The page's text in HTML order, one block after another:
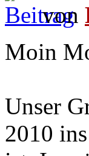
von
Moin
Unser
2010